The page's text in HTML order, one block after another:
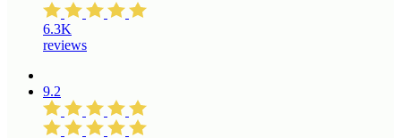
6.3K
reviews
9.2